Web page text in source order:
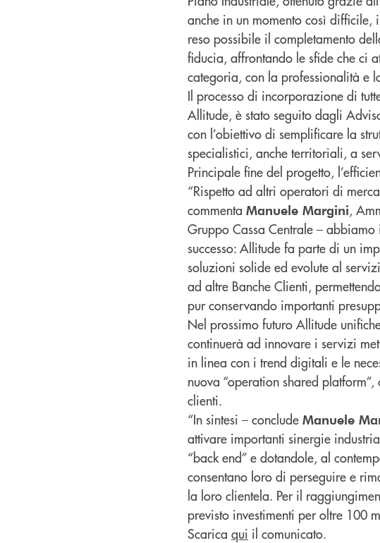
anche in un momento così
reso possibile il completamento
fiducia, affrontando le sfide che ci
categoria, con la professionalità e
Il processo di incorporazione di
Allitude, è stato seguito dagli
con l’obiettivo di semplificare la
specialistici, anche territoriali, a
Principale fine del progetto,
“Rispetto ad altri operatori di
commenta Manuele Margini,
Gruppo Cassa Centrale –
successo: Allitude fa parte di un
soluzioni solide ed evolute al
ad altre Banche Clienti,
pur conservando importanti
Nel prossimo futuro Allitude
continuerà ad innovare i servizi
in linea con i trend digitali e le
nuova “operation shared
clienti.
“In sintesi – conclude Manuele
attivare importanti sinergie
“back end” e dotandole, al
consentano loro di perseguire e
la loro clientela. Per il
previsto investimenti per oltre 100
Scarica qui il comunicato.